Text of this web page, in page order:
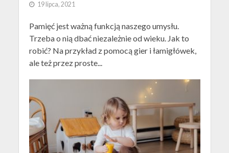
19 lipca, 2021
Pamięć jest ważną funkcją naszego umysłu.
Trzeba o nią dbać niezależnie od wieku. Jak to
robić? Na przykład z pomocą gier i łamigłówek,
ale też przez proste...